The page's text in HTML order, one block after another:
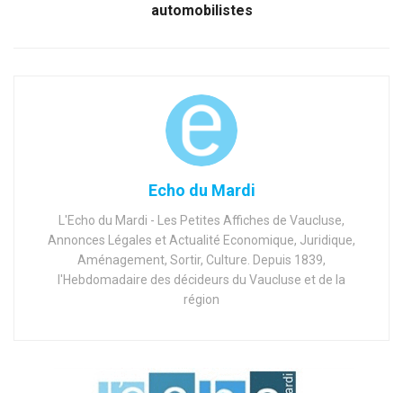
automobilistes
Echo du Mardi
L'Echo du Mardi - Les Petites Affiches de Vaucluse,
Annonces Légales et Actualité Economique, Juridique,
Aménagement, Sortir, Culture. Depuis 1839,
l'Hebdomadaire des décideurs du Vaucluse et de la
région